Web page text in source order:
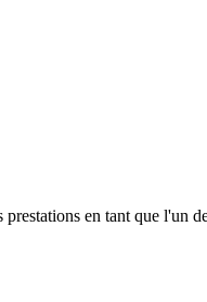
prestations en tant que l'un